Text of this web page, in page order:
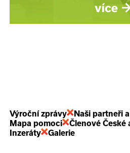
Výroční zprávy
Naši partneři
Mapa pomoci
Členové
Inzeráty
Galerie